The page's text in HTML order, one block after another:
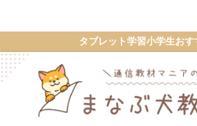
タブレット学習小学生おす